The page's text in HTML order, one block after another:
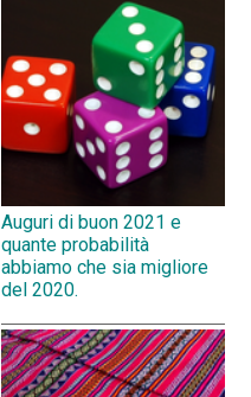
Auguri di buon 2021 e
quante probabilità
abbiamo che sia migliore
del 2020.